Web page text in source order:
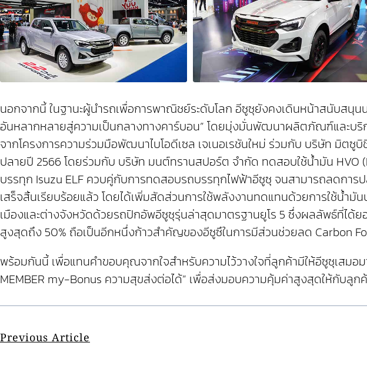
นอกจากนี้ ในฐานะผู้นำรถเพื่อการพาณิชย์ระดับโลก อีซูซุยังคงเดินหน้าสนับสนุ
อันหลากหลายสู่ความเป็นกลางทางคาร์บอน” โดยมุ่งมั่นพัฒนาผลิตภัณฑ์และบ
จากโครงการความร่วมมือพัฒนาไบโอดีเซล เจเนอเรชันใหม่ ร่วมกับ บริษัท มิต
ปลายปี 2566 โดยร่วมกับ บริษัท มนต์ทรานสปอร์ต จำกัด ทดสอบใช้น้ำมัน HVO
บรรทุก Isuzu ELF ควบคู่กับการทดสอบรถบรรทุกไฟฟ้าอีซูซุ จนสามารถลดการ
เสร็จสิ้นเรียบร้อยแล้ว โดยได้เพิ่มสัดส่วนการใช้พลังงานทดแทนด้วยการใช้น้ำ
เมืองและต่างจังหวัดด้วยรถปิกอัพอีซูซุรุ่นล่าสุดมาตรฐานยูโร 5 ซึ่งผลลัพธ์ที่ได้
สูงสุดถึง 50% ถือเป็นอีกหนึ่งก้าวสำคัญของอีซูซึในการมีส่วนช่วยลด Carbon
พร้อมกันนี้ เพื่อแทนคำขอบคุณจากใจสำหรับความไว้วางใจที่ลูกค้ามีให้อีซูซุเสมอม
MEMBER my-Bonus ความสุขส่งต่อได้” เพื่อส่งมอบความคุ้มค่าสูงสุดให้กับลูก
Previous Article